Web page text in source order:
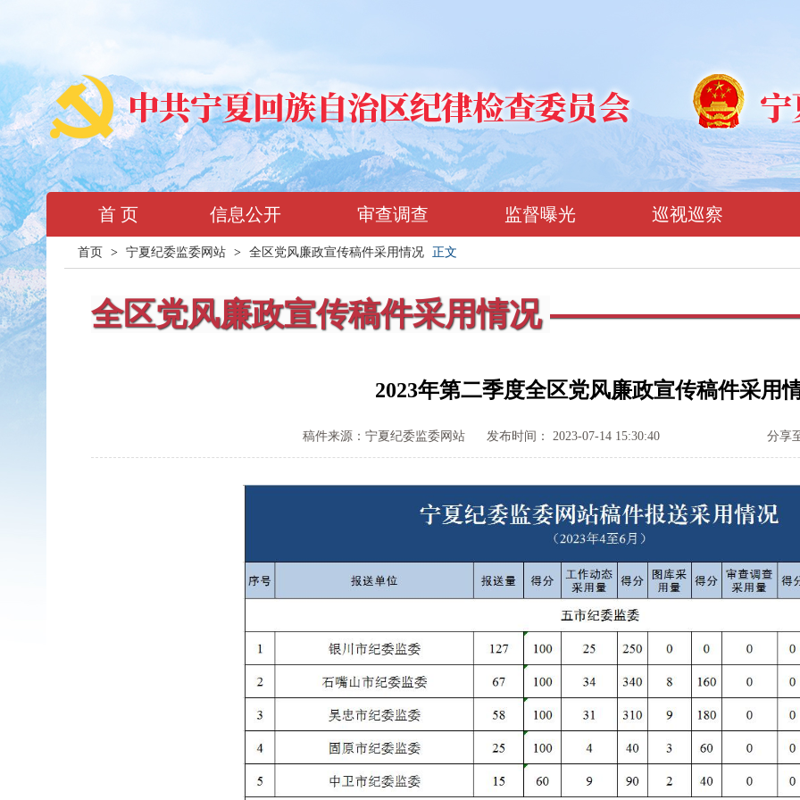
首 页 信息公开 审查调查 监督曝光 巡视巡察
首页 > 宁夏纪委监委网站 > 全区党风廉政宣传稿件采用情况 正文
全区党风廉政宣传稿件采用情况
2023年第二季度全区党风廉政宣传稿件采用
稿件来源：宁夏纪委监委网站 发布时间： 2023-07-14 15:30:40 分享